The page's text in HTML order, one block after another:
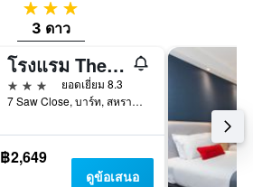
3 ดาว
3 ดาว
โรงแรม The Z Hotel Bath
3 ดาว
ยอดเยี่ยม 8.3
7 Saw Close, บาร์ท, สหราชอาณาจักร
฿2,649
ดูข้อเสนอ